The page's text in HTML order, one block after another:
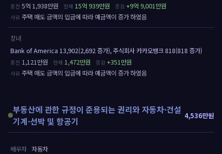
5억 1,938만원
15억 939만원
+9억 9,001만원
주택 매도 금액의 입금에 따라 예금액이 증가 하였음
장녀
Bank of America 13,902(2,692 증가), 주식회사 카카오뱅크 818(818 증가)
1,121만원
1,472만원
+351만원
주택 매도 금액의 입금에 따라 예금액이 증가 하였음
부동산에 관한 규정이 준용되는 권리와 자동차·건설
기계·선박 및 항공기
4,536만원
배우자 자동차